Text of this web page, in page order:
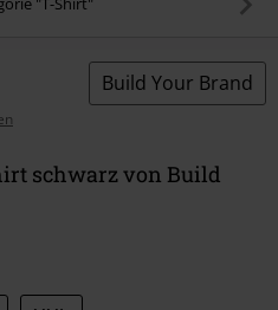
Build Your Brand
schwarz von Build